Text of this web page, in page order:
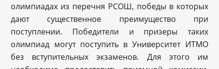
олимпиадах из перечня РСОШ, победы в которых
дают существенное преимущество при
поступлении. Победители и призеры таких
олимпиад могут поступить в Университет ИТМО
без вступительных экзаменов. Для этого им